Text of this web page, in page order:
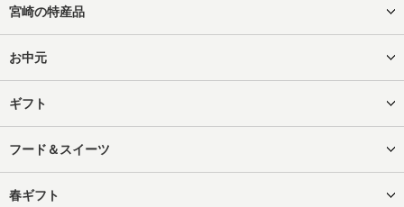
宮崎の特産品
お中元
ギフト
フード＆スイーツ
春ギフト